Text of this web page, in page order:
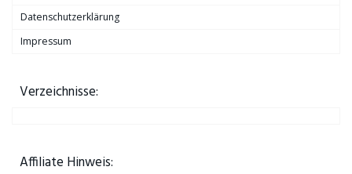
Datenschutzerklärung
Impressum
Verzeichnisse:
Affiliate Hinweis: